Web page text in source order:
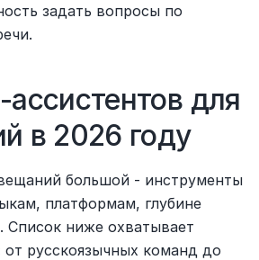
задать вопросы по
для
в 2026 году
большой - инструменты
платформам, глубине
Список ниже охватывает
от русскоязычных команд до